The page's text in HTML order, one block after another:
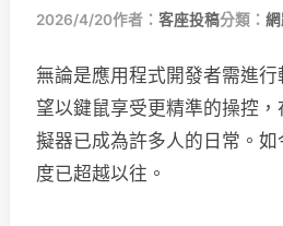
2026/4/20作者： 客座投稿分類：
無論是應用程式開發者需進
望以鍵鼠享受更精準的操控
擬器已成為許多人的日常。
度已超越以往。